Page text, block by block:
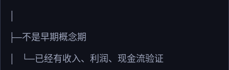
├─不是早期概念期
└─已经有收入、利润、现金流验证